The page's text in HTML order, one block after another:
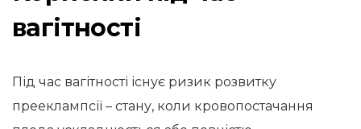
вагітності
Під час вагітності існує ризик розвитку
прееклампсії – стану, коли кровопостачання